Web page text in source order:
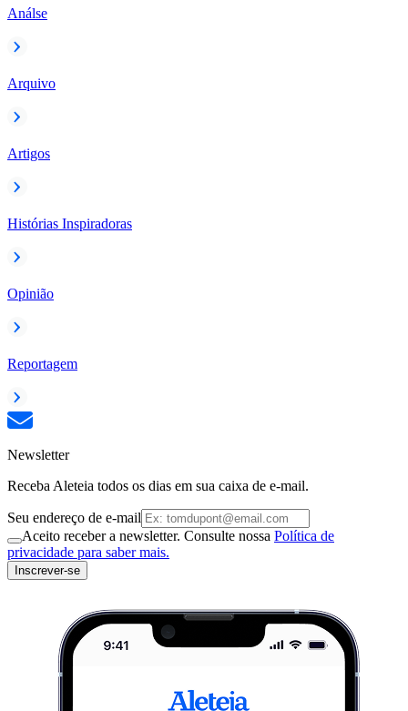
Análse
Arquivo
Artigos
Histórias Inspiradoras
Opinião
Reportagem
Newsletter
Receba Aleteia todos os dias em sua caixa de e-mail.
Seu endereço de e-mail
Aceito receber a newsletter. Consulte nossa Política de
privacidade para saber mais.
Inscrever-se